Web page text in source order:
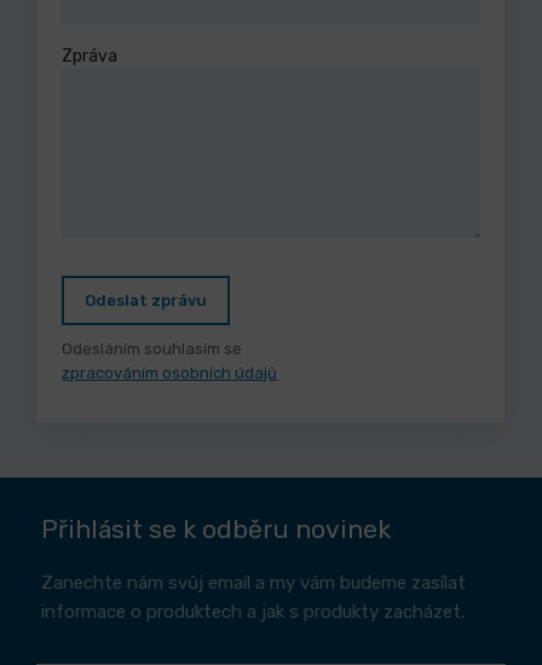
Zpráva
Odeslat zprávu
Odesláním souhlasím se
zpracováním osobních údajů
Přihlásit se k odběru novinek
Zanechte nám svůj email a my vám budeme zasílat
informace o produktech a jak s produkty zacházet.